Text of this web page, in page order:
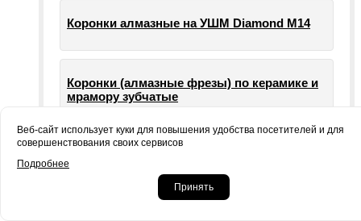
Коронки алмазные на УШМ Diamond М14
Коронки (алмазные фрезы) по керамике и
мрамору зубчатые
машин УШМ болгарки
Веб-сайт использует куки для повышения удобства посетителей и для
совершенствования своих сервисов
Подробнее
Принять